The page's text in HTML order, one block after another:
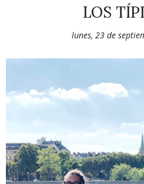
LOS
lunes, 23 de